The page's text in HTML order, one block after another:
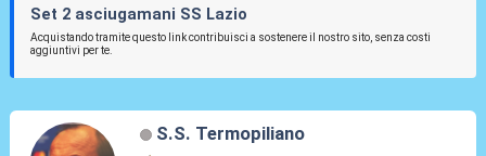
Set 2 asciugamani SS Lazio
Acquistando tramite questo link contribuisci a sostenere il nostro sito, senza costi
aggiuntivi per te.
S.S. Termopiliano